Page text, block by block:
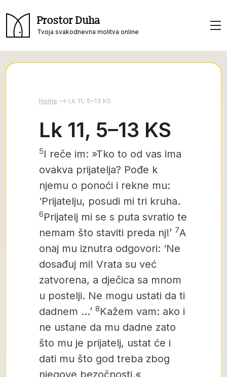
Prostor Duha
Tvoja svakodnevna molitva online
Home Lk 11, 5–13 KS
Lk 11, 5–13 KS
5I reče im: »Tko to od vas ima
ovakva prijatelja? Pođe k
njemu o ponoći i rekne mu:
‘Prijatelju, posudi mi tri kruha.
6Prijatelj mi se s puta svratio te
nemam što staviti preda nj!’ 7A
onaj mu iznutra odgovori: ‘Ne
dosađuj mi! Vrata su već
zatvorena, a dječica sa mnom
u postelji. Ne mogu ustati da ti
dadnem …’ 8Kažem vam: ako i
ne ustane da mu dadne zato
što mu je prijatelj, ustat će i
dati mu što god treba zbog
njegove bezočnosti.«